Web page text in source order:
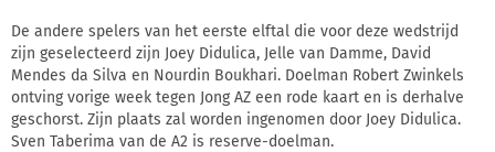
De andere spelers van het eerste elftal die voor deze wedstrijd
zijn geselecteerd zijn Joey Didulica, Jelle van Damme, David
Mendes da Silva en Nourdin Boukhari. Doelman Robert Zwinkels
ontving vorige week tegen Jong AZ een rode kaart en is derhalve
geschorst. Zijn plaats zal worden ingenomen door Joey Didulica.
Sven Taberima van de A2 is reserve-doelman.